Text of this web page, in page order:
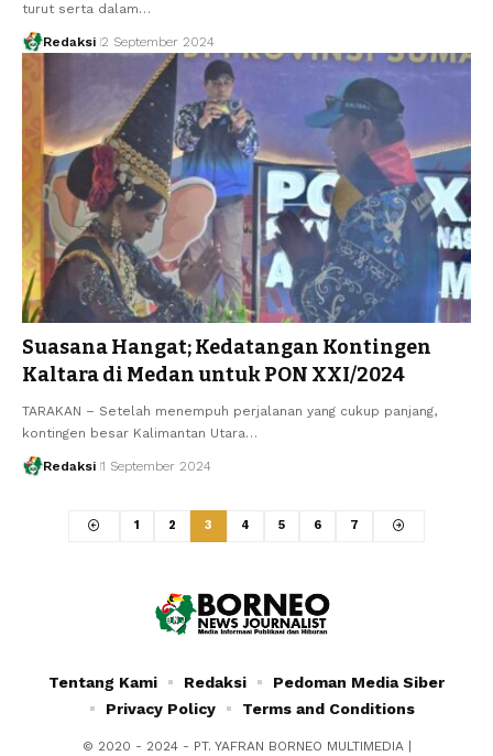
turut serta dalam…
Redaksi 2 September 2024
Suasana Hangat; Kedatangan Kontingen
Kaltara di Medan untuk PON XXI/2024
TARAKAN – Setelah menempuh perjalanan yang cukup panjang,
kontingen besar Kalimantan Utara…
Redaksi 1 September 2024
1 2 3 4 5 6 7
© 2020 - 2024 - PT. YAFRAN BORNEO MULTIMEDIA |
Tentang Kami Redaksi
Pedoman Media Siber
Privacy Policy
Terms and Conditions